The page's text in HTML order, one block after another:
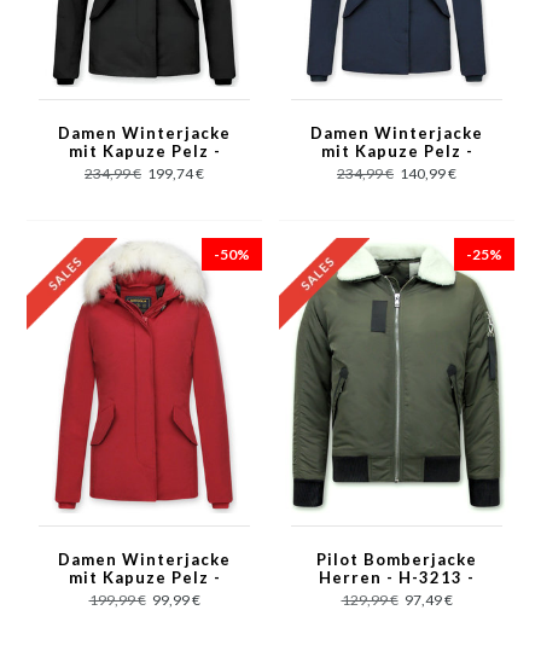
Damen Winterjacke
mit Kapuze Pelz -
5897Z - Schwarz
234,99 € 199,74 €
Damen Winterjacke
mit Kapuze Pelz -
5897B - Blau
234,99 € 140,99 €
-50%
Damen Winterjacke
mit Kapuze Pelz -
5897R - Rot
199,99 € 99,99 €
-25%
Pilot Bomberjacke
Herren - H-3213 -
Grün
129,99 € 97,49 €